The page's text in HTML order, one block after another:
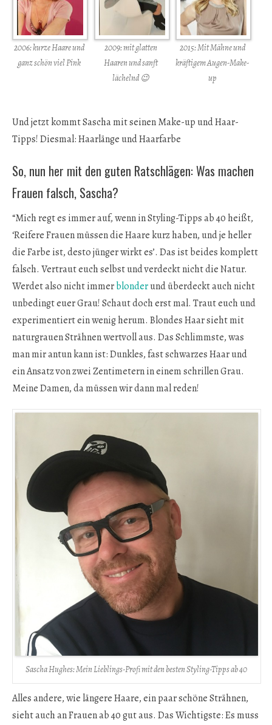
2006: kurze Haare und
ganz schön viel Pink
2009: mit glatten
Haaren und sanft
lächelnd 😉
2015: Mit Mähne und
kräftigem Augen-Make-
up
Und jetzt kommt Sascha mit seinen Make-up und Haar-
Tipps! Diesmal: Haarlänge und Haarfarbe
So, nun her mit den guten Ratschlägen: Was machen
Frauen falsch, Sascha?
“Mich regt es immer auf, wenn in Styling-Tipps ab 40 heißt,
‘Reifere Frauen müssen die Haare kurz haben, und je heller
die Farbe ist, desto jünger wirkt es’. Das ist beides komplett
falsch. Vertraut euch selbst und verdeckt nicht die Natur.
Werdet also nicht immerblonderund überdeckt auch nicht
unbedingt euer Grau! Schaut doch erst mal. Traut euch und
experimentiert ein wenig herum. Blondes Haar sieht mit
naturgrauen Strähnen wertvoll aus. Das Schlimmste, was
man mir antun kann ist: Dunkles, fast schwarzes Haar und
ein Ansatz von zwei Zentimetern in einem schrillen Grau.
Meine Damen, da müssen wir dann mal reden!
Sascha Hughes: Mein Lieblings-Profi mit den besten Styling-Tipps ab 40
Alles andere, wie längere Haare, ein paar schöne Strähnen,
sieht auch an Frauen ab 40 gut aus. Das Wichtigste: Es muss